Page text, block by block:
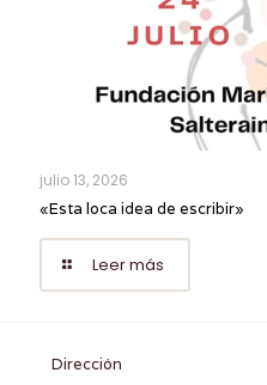
julio 13, 2026
«Esta loca idea de escribir»
Leer más
Dirección